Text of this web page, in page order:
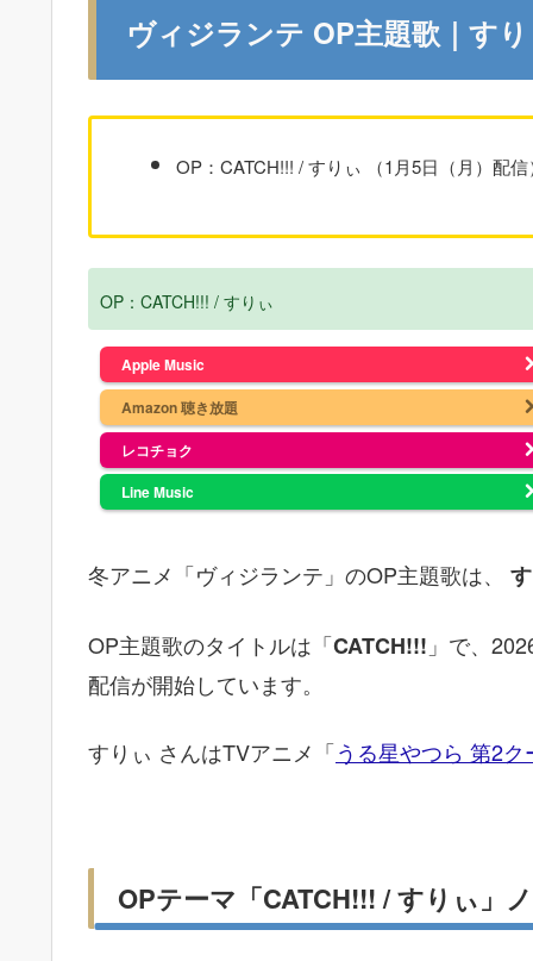
ヴィジランテ OP主題歌｜す
OP：CATCH!!! / すりぃ （1月5日（月）配信
OP：CATCH!!! / すりぃ
Apple Music
Amazon 聴き放題
レコチョク
Line Music
冬アニメ「ヴィジランテ」のOP主題歌は、
OP主題歌のタイトルは「CATCH!!! 」で、
配信が開始しています。
すりぃ さんはTVアニメ「うる星やつら 第2ク
OPテーマ「CATCH!!! / すりぃ」